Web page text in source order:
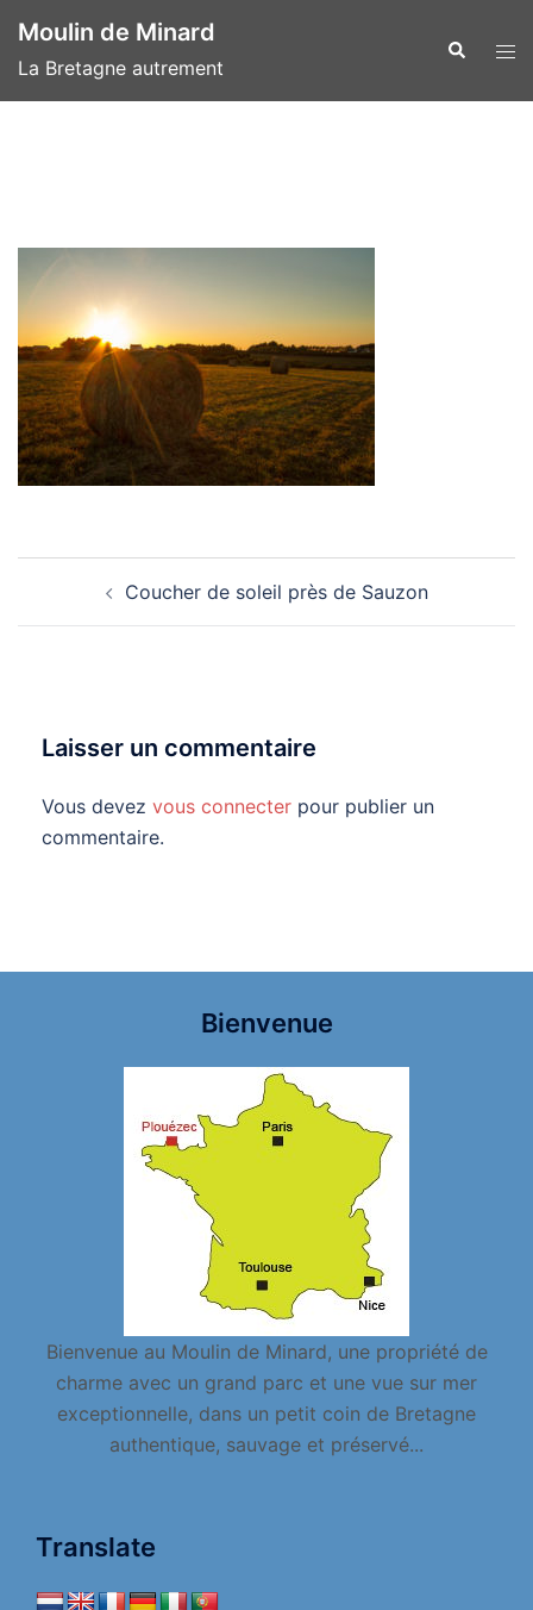
au
contenu
Moulin de Minard
La Bretagne autrement
d’articleCoucher de soleil près de Sauzon
Laisser un commentaire
Vous devez vous connecter pour publier un
commentaire.
Bienvenue
Bienvenue au Moulin de Minard, une propriété de
charme avec un grand parc et une vue sur mer
exceptionnelle, dans un petit coin de Bretagne
authentique, sauvage et préservé...
Translate